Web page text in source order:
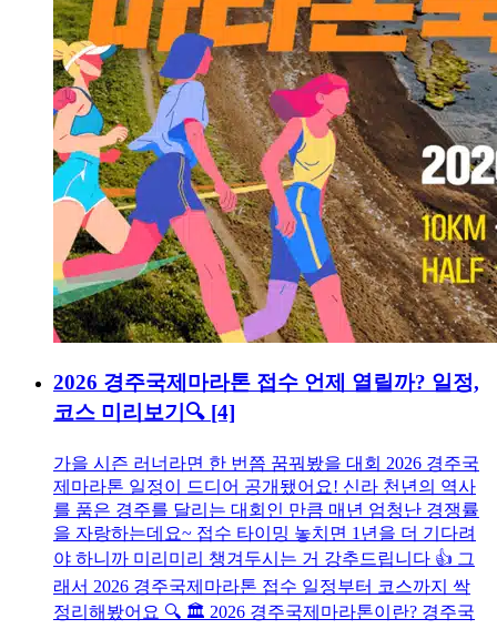
2026 경주국제마라톤 접수 언제 열릴까? 일정,
코스 미리보기🔍 [4]
가을 시즌 러너라면 한 번쯤 꿈꿔봤을 대회 2026 경주국
제마라톤 일정이 드디어 공개됐어요! 신라 천년의 역사
를 품은 경주를 달리는 대회인 만큼 매년 엄청난 경쟁률
을 자랑하는데요~ 접수 타이밍 놓치면 1년을 더 기다려
야 하니까 미리미리 챙겨두시는 거 강추드립니다 👍 그
래서 2026 경주국제마라톤 접수 일정부터 코스까지 싹
정리해봤어요 🔍 🏛️ 2026 경주국제마라톤이란? 경주국